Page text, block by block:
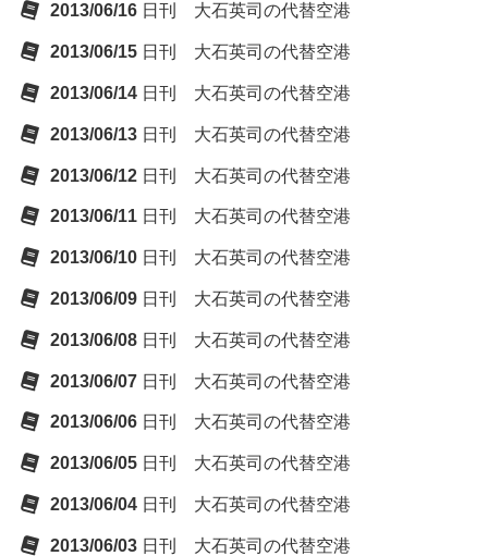
2013/06/16 日刊 大石英司の代替空港
2013/06/15 日刊 大石英司の代替空港
2013/06/14 日刊 大石英司の代替空港
2013/06/13 日刊 大石英司の代替空港
2013/06/12 日刊 大石英司の代替空港
2013/06/11 日刊 大石英司の代替空港
2013/06/10 日刊 大石英司の代替空港
2013/06/09 日刊 大石英司の代替空港
2013/06/08 日刊 大石英司の代替空港
2013/06/07 日刊 大石英司の代替空港
2013/06/06 日刊 大石英司の代替空港
2013/06/05 日刊 大石英司の代替空港
2013/06/04 日刊 大石英司の代替空港
2013/06/03 日刊 大石英司の代替空港